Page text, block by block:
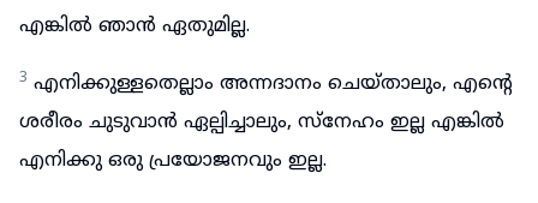
എങ്കിൽ ഞാൻ ഏതുമില്ല.
3 എനിക്കുള്ളതെല്ലാം അന്നദാനം ചെയ്താലും, എന്റെ
ശരീരം ചുടുവാൻ ഏല്പിച്ചാലും, സ്നേഹം ഇല്ല എങ്കിൽ
എനിക്കു ഒരു പ്രയോജനവും ഇല്ല.